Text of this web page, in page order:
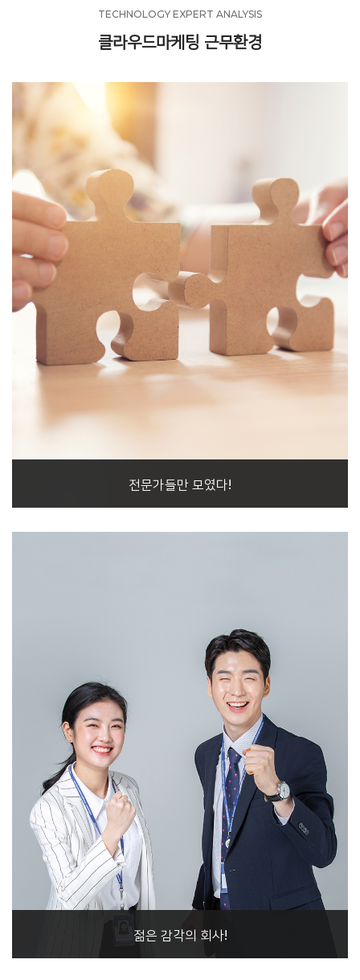
TECHNOLOGY EXPERT ANALYSIS
클라우드마케팅 근무환경
전문가들만 모였다!
젊은 감각의 회사!